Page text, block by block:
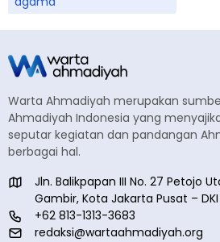
Warta Ahmadiyah merupakan
Ahmadiyah Indonesia yang
seputar kegiatan dan pandangan
berbagai hal.
Jln. Balikpapan III No. 27 Petojo
Gambir, Kota Jakarta Pusat – DKI
+62 813-1313-3683
redaksi@wartaahmadiyah.org